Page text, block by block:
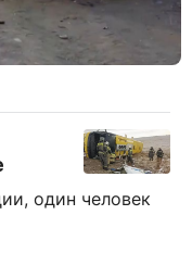
один человек